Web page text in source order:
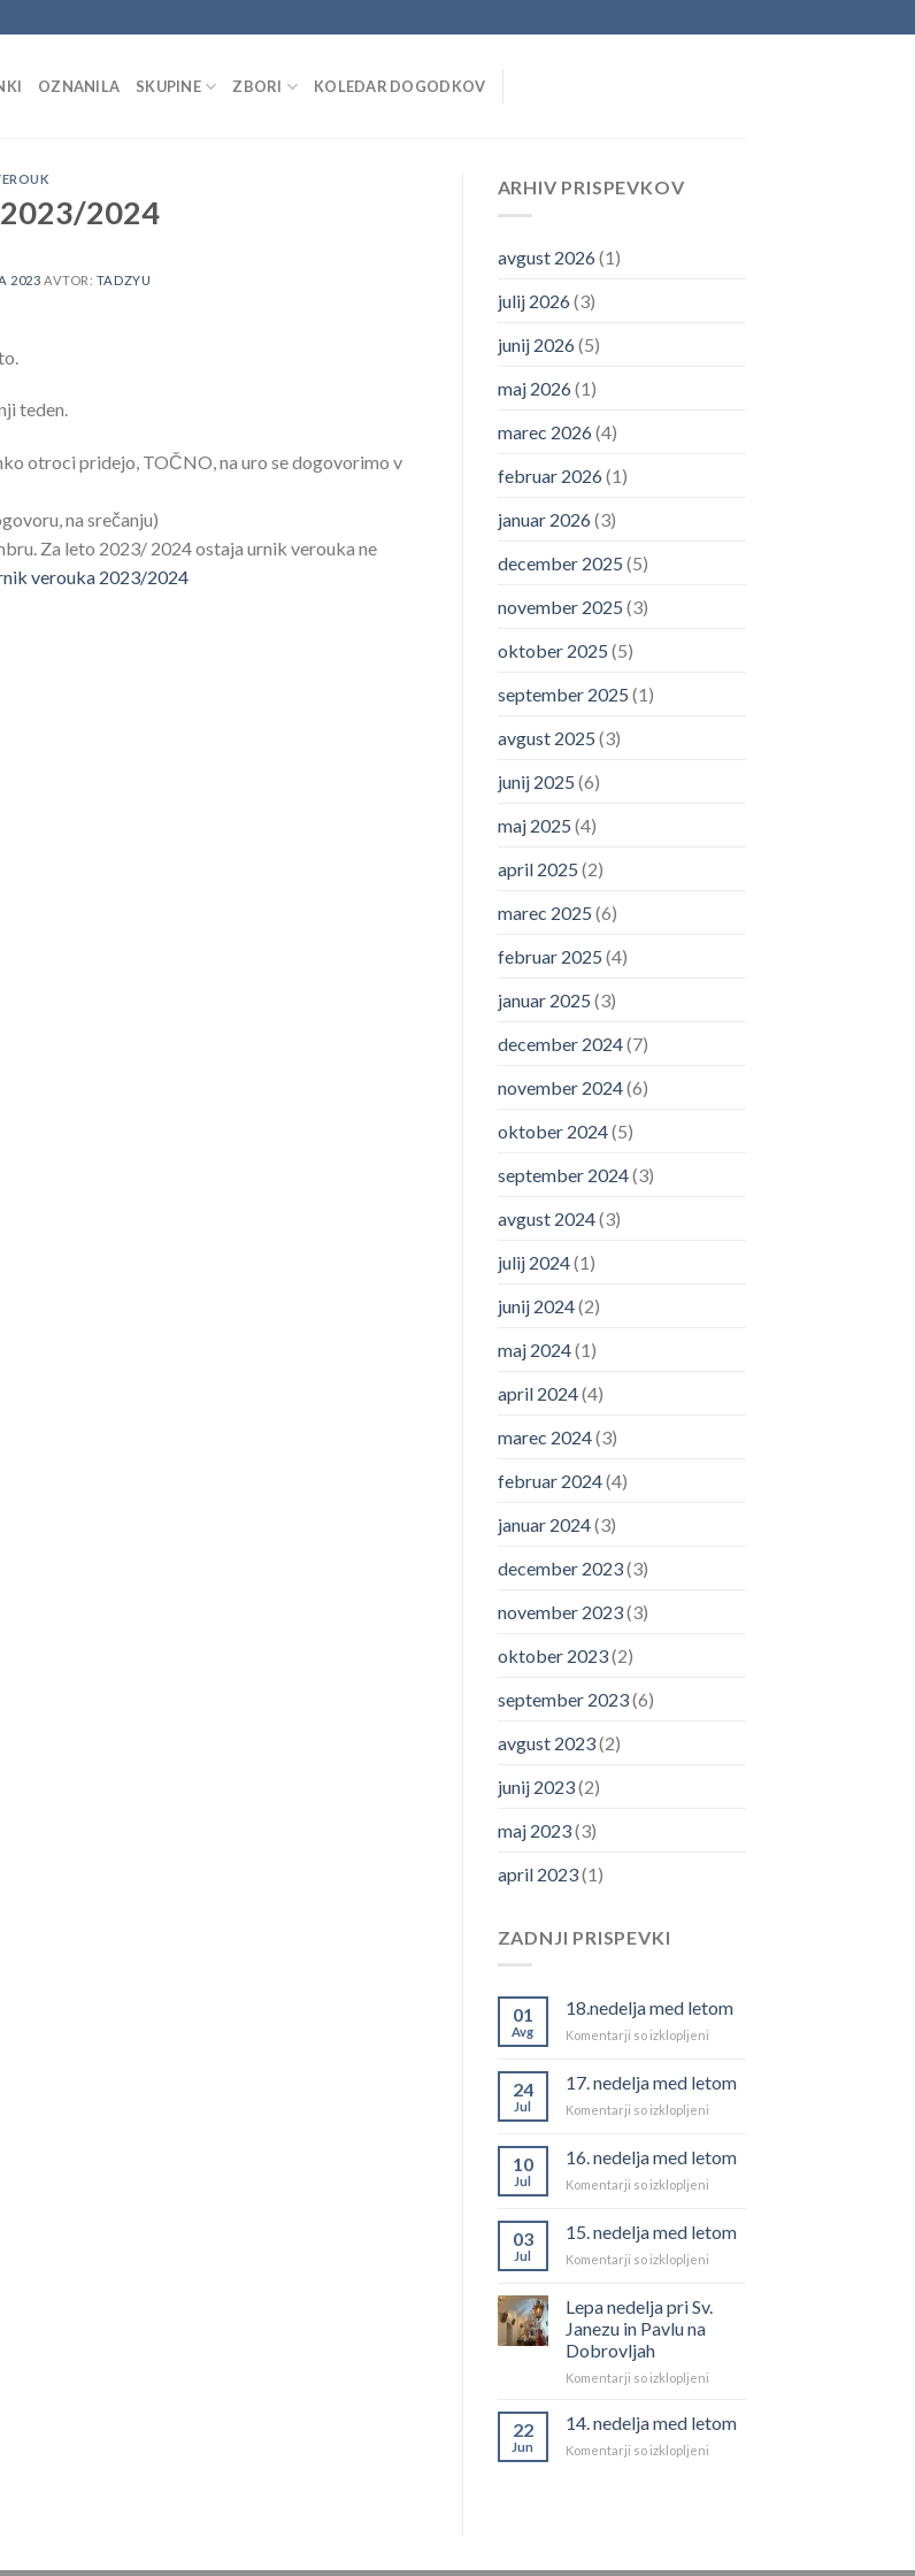
OZNANILA SKUPINE ZBORI KOLEDAR DOGODKOV
2024
2023 AVTOR: TADZYU
teden.
otroci pridejo, TOČNO, na uro se dogovorimo v
na srečanju)
Za leto 2023/ 2024 ostaja urnik verouka ne
verouka 2023/2024
ARHIV PRISPEVKOV
avgust 2026(1)
julij 2026(3)
junij 2026(5)
maj 2026(1)
marec 2026(4)
februar 2026(1)
januar 2026(3)
december 2025 (5)
november 2025 (3)
oktober 2025 (5)
september 2025 (1)
avgust 2025 (3)
junij 2025 (6)
maj 2025 (4)
april 2025 (2)
marec 2025 (6)
februar 2025 (4)
januar 2025 (3)
december 2024(7)
november 2024(6)
oktober 2024(5)
september 2024(3)
avgust 2024(3)
julij 2024(1)
junij 2024(2)
maj 2024(1)
april 2024(4)
marec 2024(3)
februar 2024(4)
januar 2024(3)
december 2023(3)
november 2023(3)
oktober 2023(2)
september 2023(6)
avgust 2023(2)
junij 2023(2)
maj 2023(3)
april 2023(1)
ZADNJI PRISPEVKI
01
Avg
18.nedelja med letom
Komentarji so izklopljeniza
letom
24
Jul
17. nedelja med letom
Komentarji so izklopljeniza
med
letom
10
Jul
16. nedelja med letom
Komentarji so izklopljeniza
med
letom
03
Jul
15. nedelja med letom
Komentarji so izklopljeniza
med
Lepa nedelja pri Sv.
Janezu in Pavlu na
Dobrovljah
Komentarji so izklopljeniza
nedelja
Sv.
22
Jun
14. nedelja med letom
Komentarji so izklopljeniza